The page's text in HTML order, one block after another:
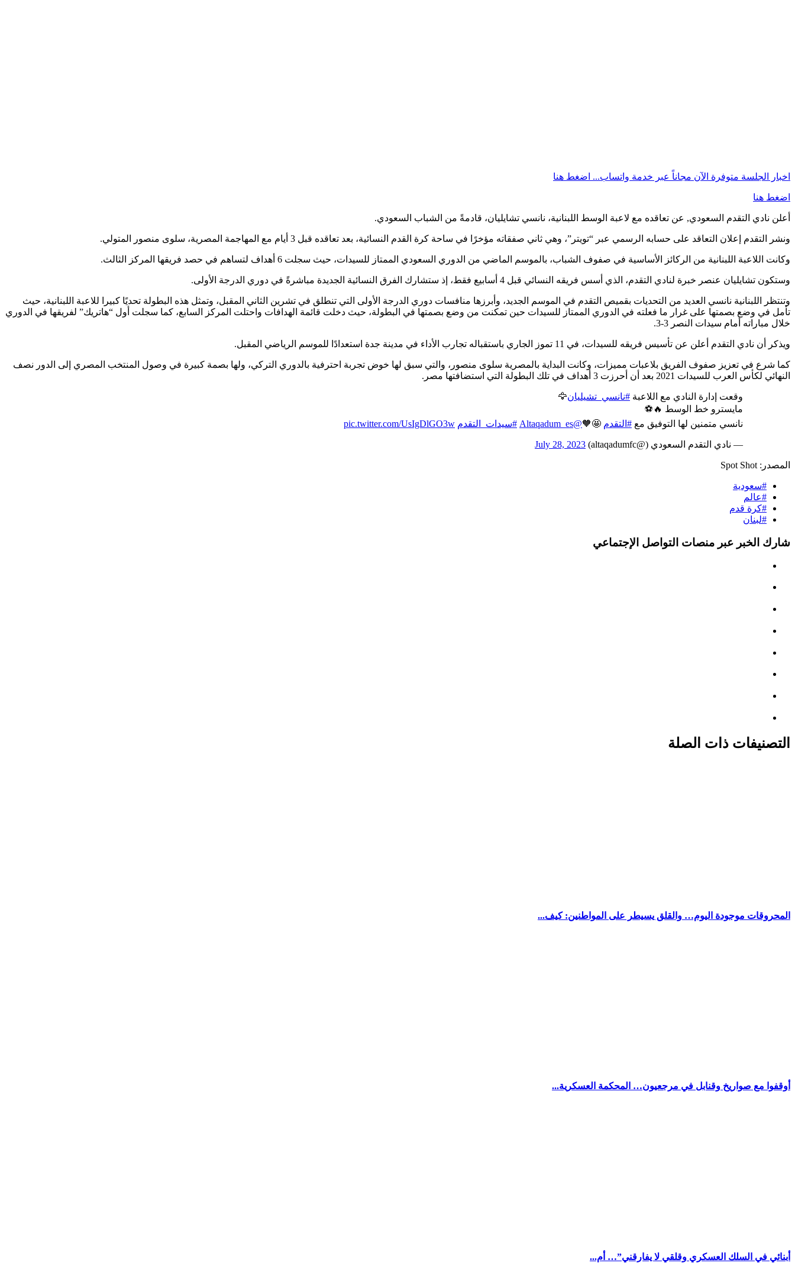
اخبار الجلسة متوفرة الآن مجاناً عبر خدمة واتساب... اضغط هنا
اضغط هنا
أعلن نادي التقدم السعودي, عن تعاقده مع لاعبة الوسط اللبنانية، نانسي تشايليان، قادمةً من الشباب السعودي.
ونشر التقدم إعلان التعاقد على حسابه الرسمي عبر “تويتر”، وهي ثاني صفقاته مؤخرًا في ساحة كرة القدم النسائية، بعد تعاقده قبل 3 أيام مع المهاجمة المصرية، سلوى منصور المتولي.
وكانت اللاعبة اللبنانية من الركائز الأساسية في صفوف الشباب، بالموسم الماضي من الدوري السعودي الممتاز للسيدات، حيث سجلت 6 أهداف لتساهم في حصد فريقها المركز الثالث.
وستكون تشايليان عنصر خبرة لنادي التقدم، الذي أسس فريقه النسائي قبل 4 أسابيع فقط، إذ ستشارك الفرق النسائية الجديدة مباشرةً في دوري الدرجة الأولى.
وتنتظر اللبنانية نانسي العديد من التحديات بقميص التقدم في الموسم الجديد، وأبرزها منافسات دوري الدرجة الأولى التي تنطلق في تشرين الثاني المقبل، وتمثل هذه البطولة تحديًا كبيرا للاعبة اللبنانية، حيث
تأمل في وضع بصمتها على غرار ما فعلته في الدوري الممتاز للسيدات حين تمكنت من وضع بصمتها في البطولة، حيث دخلت قائمة الهدافات واحتلت المركز السابع، كما سجلت أول “هاتريك” لفريقها في الدوري
خلال مباراته أمام سيدات النصر 3-3.
ويذكر أن نادي التقدم أعلن عن تأسيس فريقه للسيدات، في 11 تموز الجاري باستقباله تجارب الأداء في مدينة جدة استعدادًا للموسم الرياضي المقبل.
كما شرع في تعزيز صفوف الفريق بلاعبات مميزات، وكانت البداية بالمصرية سلوى منصور، والتي سبق لها خوض تجربة احترفية بالدوري التركي، ولها بصمة كبيرة في وصول المنتخب المصري إلى الدور نصف
النهائي لكأس العرب للسيدات 2021 بعد أن أحرزت 3 أهداف في تلك البطولة التي استضافتها مصر.
وقعت إدارة النادي مع اللاعبة #نانسي_تشيليان🦅
مايسترو خط الوسط 🔥⚽️
نانسي متمنين لها التوفيق مع #التقدم 🤩🧡
@Altaqadum_es #سيدات_التقدم pic.twitter.com/UsIgDlGO3w
— نادي التقدم السعودي (@altaqadumfc) July 28, 2023
المصدر: Spot Shot
#سعودية
#عالم
#كرة قدم
#لبنان
شارك الخبر عبر منصات التواصل الإجتماعي
التصنيفات ذات الصلة
المحروقات موجودة اليوم… والقلق يسيطر على المواطنين: كيف...
أوقفوا مع صواريخ وقنابل في مرجعيون… المحكمة العسكرية...
أبنائي في السلك العسكري وقلقي لا يفارقني”… أم...